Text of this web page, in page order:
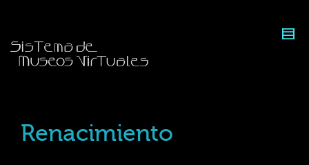
Renacimiento